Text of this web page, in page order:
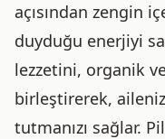
açısından zengin
duyduğu enerjiyi
lezzetini, organik
birleştirerek,
tutmanızı sağlar.